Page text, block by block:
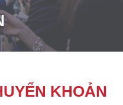
KHOẢN